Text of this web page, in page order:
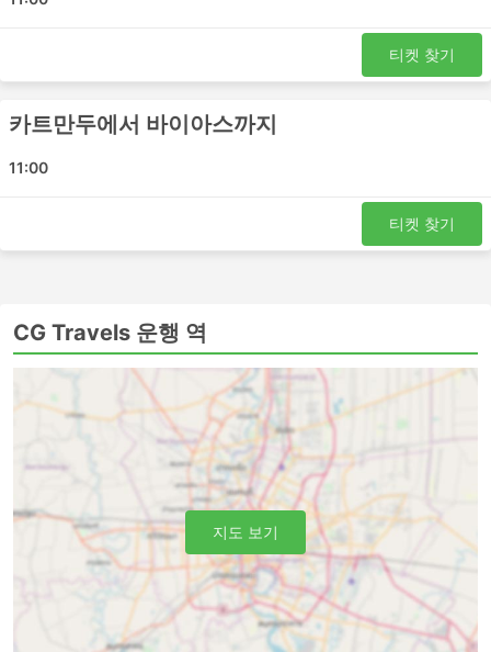
대한 요구 사항에 맞게 여행을 거의 맞춤화할 수 있다는 것
입니다. 가장 저렴한 여행은 일반적으로 표준 클래스 버스로
합합니다. 침대나 넓고 푹신한 등받이가 있는 좌석이 제공되
며 때로는 빌트인 마사지 옵션, 담요, 음료 및 간식이 제공되
거나에서 화장실 이용시간 또는 버스가 주유를 하는 동안 식
사가 제공됩니다. 야간 버스로 여행하면 호텔비를 절약할 수
있지만 가장 편안한 승차를 위해 버스 등급을 현명하게 선택
하세요. 가격은 항상 주행 거리와 버스 유형에 따라 다릅니
다. 일부 단거리 여행의 경우, 일반 버스로 여행하는 데 소요
되는 시간을 두 배로 절약할 수 있으므로 추가 비용을 투자
하고 VIP 버스 좌석을 구입하는 것이 좋습니다.
버스 여행 장단점
버스 여행 장점
티켓 찾기
카트만두에서 바이아스까지
11:00
티켓 찾기
CG Travels 운행 역
지도 보기